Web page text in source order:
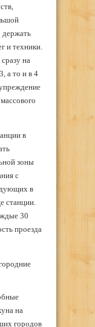
держать
и техники.
на
а то и в 4
в
зоны
с
в
станции.
30
проезда
на
городов